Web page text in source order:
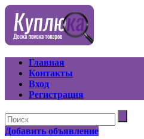
Главная
Контакты
Вход
Регистрация
Добавить объявление